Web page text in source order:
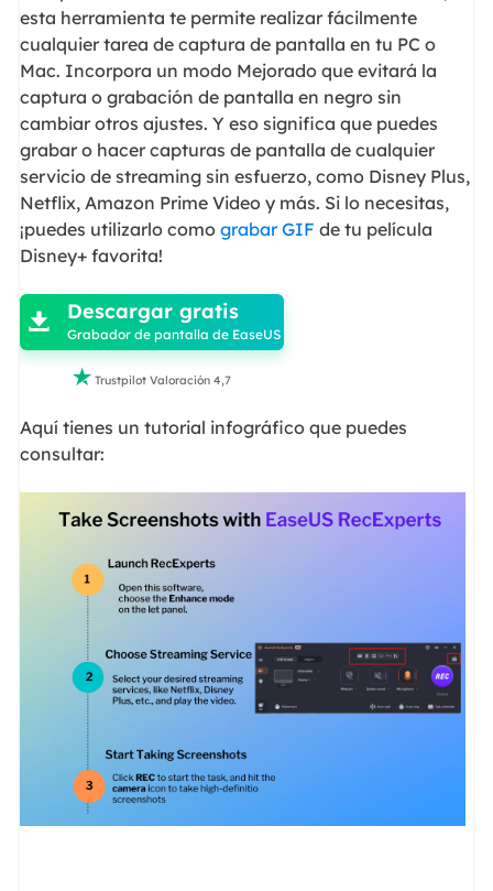
esta herramienta te permite realizar fácilmente
cualquier tarea de captura de pantalla en tu PC o
Mac. Incorpora un modo Mejorado que evitará la
captura o grabación de pantalla en negro sin
cambiar otros ajustes. Y eso significa que puedes
grabar o hacer capturas de pantalla de cualquier
servicio de streaming sin esfuerzo, como Disney Plus,
Netflix, Amazon Prime Video y más. Si lo necesitas,
¡puedes utilizarlo como grabar GIF de tu película
Disney+ favorita!

 Descargar gratis
Grabador de pantalla de EaseUS
 Trustpilot Valoración 4,7
Aquí tienes un tutorial infográfico que puedes
consultar: